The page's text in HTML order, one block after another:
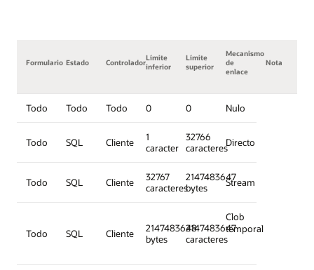
Formulario Estado Controlador
Límite
inferior
Límite
superior
Mecanismo
de
enlace
Nota
Todo Todo Todo 0 0 Nulo
Todo SQL Cliente
1
caracter
32766
caracteresDirecto
Todo SQL Cliente
32767
caracteres
2147483647
bytes
Stream
Todo SQL Cliente
2147483648
bytes
2147483647
caracteres
Clob
temporal